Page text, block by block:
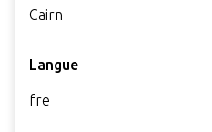
Cairn
Langue
fre